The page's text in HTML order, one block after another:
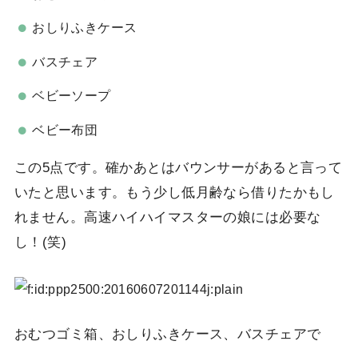
おしりふきケース
バスチェア
ベビーソープ
ベビー布団
この5点です。確かあとはバウンサーがあると言って
いたと思います。もう少し低月齢なら借りたかもし
れません。高速ハイハイマスターの娘には必要な
し！(笑)
おむつゴミ箱、おしりふきケース、バスチェアで